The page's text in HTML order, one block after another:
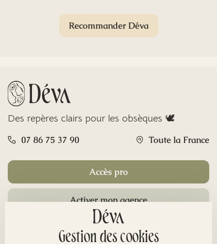
Recommander Déva
Des repères clairs pour les obsèques 🕊️
07 86 75 37 90 Toute la France
Accès pro
Activer mon agence
Gestion des cookies